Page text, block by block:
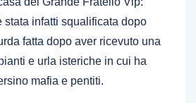
stata infatti squalificata dopo
fatta dopo aver ricevuto una
e urla isteriche in cui ha
mafia e pentiti.